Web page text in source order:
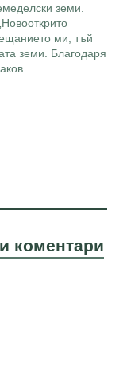
земи.
ми, тъй
земи. Благодаря
коментари